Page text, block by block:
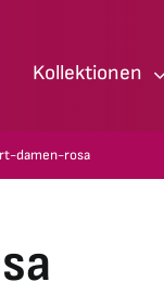
Kollektionen
damen-rosa